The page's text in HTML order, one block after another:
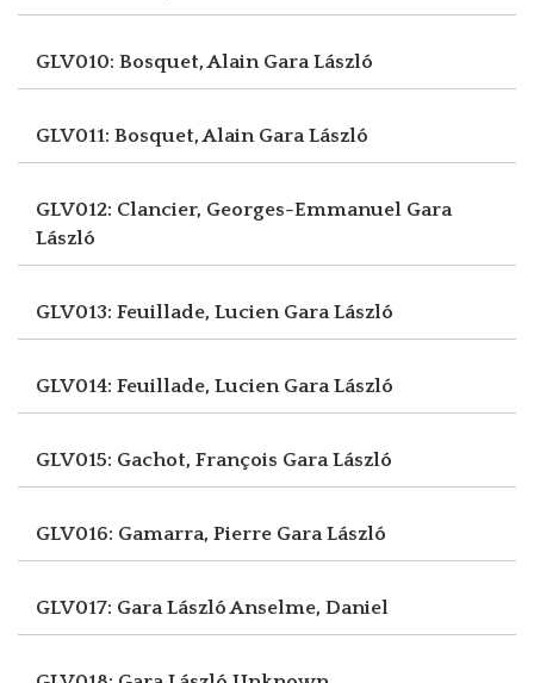
GLV010: Bosquet, Alain Gara László
GLV011: Bosquet, Alain Gara László
GLV012: Clancier, Georges-Emmanuel Gara
László
GLV013: Feuillade, Lucien Gara László
GLV014: Feuillade, Lucien Gara László
GLV015: Gachot, François Gara László
GLV016: Gamarra, Pierre Gara László
GLV017: Gara LászlóAnselme, Daniel